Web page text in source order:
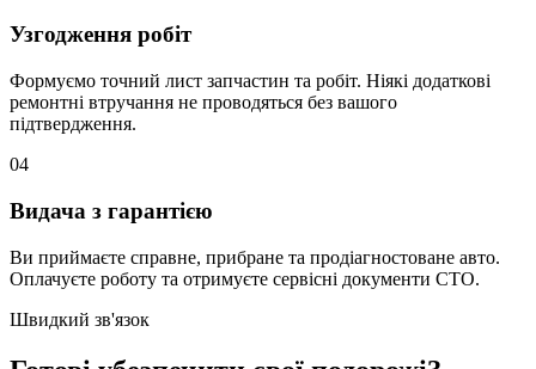
Узгодження робіт
Формуємо точний лист запчастин та робіт. Ніякі додаткові
ремонтні втручання не проводяться без вашого
підтвердження.
04
Видача з гарантією
Ви приймаєте справне, прибране та продіагностоване авто.
Оплачуєте роботу та отримуєте сервісні документи СТО.
Швидкий зв'язок